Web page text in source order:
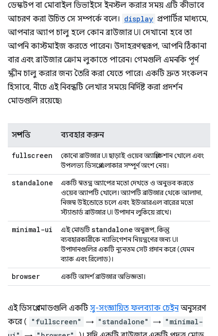
ডেস্কটপ বা মোবাইল ডিভাইসে ইনস্টল করার সময় এটি কীভাবে
আচরণ করা উচিত সে সম্পর্কে বলে। display প্রপার্টির মাধ্যমে,
আপনার অ্যাপ চালু হলে কোন ব্রাউজার UI দেখানো হবে তা
আপনি কাস্টমাইজ করতে পারেন। উদাহরণস্বরূপ, আপনি ঠিকানা
বার এবং ব্রাউজার ক্রোম লুকাতে পারেন। গেমগুলি এমনকি পূর্ণ
স্ক্রীন চালু করার জন্য তৈরি করা যেতে পারে। একটি দ্রুত সংকলন
হিসাবে, নীচে এই নিবন্ধটি লেখার সময়ে নির্দিষ্ট করা প্রদর্শন
মোডগুলি রয়েছে৷
সম্পত্তি ব্যবহার করুন
fullscreen
কোনো ব্রাউজার UI ছাড়াই ওয়েব অ্যাপ্লিকেশান খোলে এবং
উপলভ্য ডিসপ্লে এলাকার সম্পূর্ণ অংশ নেয়।
standalone
একটি স্বতন্ত্র অ্যাপের মতো দেখতে ও অনুভব করতে
ওয়েব অ্যাপটি খোলে। অ্যাপটি ব্রাউজার থেকে আলাদা,
নিজস্ব উইন্ডোতে চলে এবং ইউআরএল বারের মতো
স্ট্যান্ডার্ড ব্রাউজার UI উপাদান লুকিয়ে রাখে।
minimal-ui এই মোডটিstandaloneঅনুরূপ, কিন্তু
ব্যবহারকারীকে ন্যাভিগেশন নিয়ন্ত্রণের জন্য UI
উপাদানগুলির একটি ন্যূনতম সেট প্রদান করে (যেমন
ব্যাক এবং রিলোড)।
browser একটি আদর্শ ব্রাউজার অভিজ্ঞতা।
এই ডিসপ্লে মোডগুলি একটিসু-সংজ্ঞায়িত ফলব্যাক চেইনঅনুসরণ
করে (
"fullscreen" → "standalone" → "minimal-